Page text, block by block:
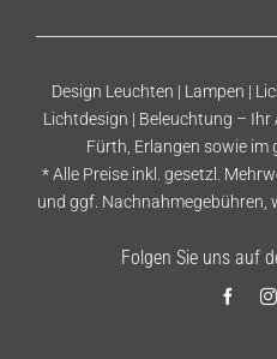
Design Leuchten | Lampen |
Lichtdesign | Beleuchtung –
Fürth, Erlangen sowie im
* Alle Preise inkl. gesetzl.
und ggf. Nachnahmegebühren,
Folgen Sie uns auf